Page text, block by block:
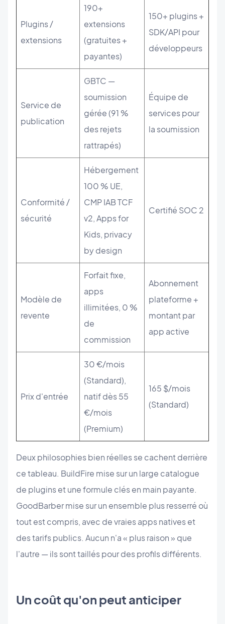
Plugins /
extensions
190+
extensions
(gratuites +
payantes)
150+ plugins +
SDK/API pour
développeurs
Service de
publication
GBTC —
soumission
gérée (91 %
des rejets
rattrapés)
Équipe de
services pour
la soumission
Conformité /
sécurité
Hébergement
100 % UE,
CMP IAB TCF
v2, Apps for
Kids, privacy
by design
Certifié SOC 2
Modèle de
revente
Forfait fixe,
apps
illimitées, 0 %
de
commission
Abonnement
plateforme +
montant par
app active
Prix d'entrée
30 €/mois
(Standard),
natif dès 55
€/mois
(Premium)
165 $/mois
(Standard)
Deux philosophies bien réelles se cachent derrière
ce tableau. BuildFire mise sur un large catalogue
de plugins et une formule clés en main payante.
GoodBarber mise sur un ensemble plus resserré où
tout est compris, avec de vraies apps natives et
des tarifs publics. Aucun n'a « plus raison » que
l'autre — ils sont taillés pour des profils différents.
Un coût qu'on peut anticiper